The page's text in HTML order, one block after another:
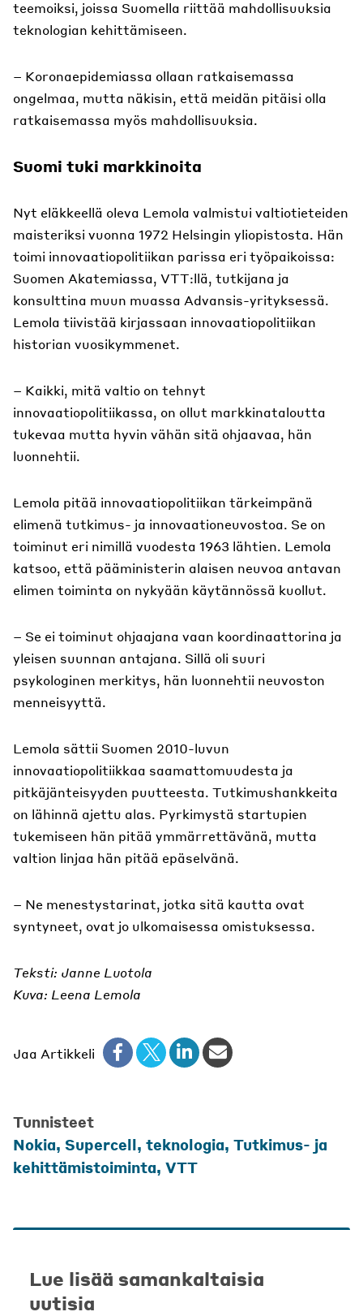
teemoiksi, joissa Suomella riittää mahdollisuuksia
teknologian kehittämiseen.
– Koronaepidemiassa ollaan ratkaisemassa
ongelmaa, mutta näkisin, että meidän pitäisi olla
ratkaisemassa myös mahdollisuuksia.
Suomi tuki markkinoita
Nyt eläkkeellä oleva Lemola valmistui valtiotieteiden
maisteriksi vuonna 1972 Helsingin yliopistosta. Hän
toimi innovaatiopolitiikan parissa eri työpaikoissa:
Suomen Akatemiassa, VTT:llä, tutkijana ja
konsulttina muun muassa Advansis-yrityksessä.
Lemola tiivistää kirjassaan innovaatiopolitiikan
historian vuosikymmenet.
– Kaikki, mitä valtio on tehnyt
innovaatiopolitiikassa, on ollut markkinataloutta
tukevaa mutta hyvin vähän sitä ohjaavaa, hän
luonnehtii.
Lemola pitää innovaatiopolitiikan tärkeimpänä
elimenä tutkimus- ja innovaationeuvostoa. Se on
toiminut eri nimillä vuodesta 1963 lähtien. Lemola
katsoo, että pääministerin alaisen neuvoa antavan
elimen toiminta on nykyään käytännössä kuollut.
– Se ei toiminut ohjaajana vaan koordinaattorina ja
yleisen suunnan antajana. Sillä oli suuri
psykologinen merkitys, hän luonnehtii neuvoston
menneisyyttä.
Lemola sättii Suomen 2010-luvun
innovaatiopolitiikkaa saamattomuudesta ja
pitkäjänteisyyden puutteesta. Tutkimushankkeita
on lähinnä ajettu alas. Pyrkimystä startupien
tukemiseen hän pitää ymmärrettävänä, mutta
valtion linjaa hän pitää epäselvänä.
– Ne menestystarinat, jotka sitä kautta ovat
syntyneet, ovat jo ulkomaisessa omistuksessa.
Teksti: Janne Luotola
Kuva: Leena Lemola
Jaa Artikkeli
Tunnisteet
Nokia, Supercell, teknologia, Tutkimus- ja
kehittämistoiminta, VTT
Lue lisää samankaltaisia
uutisia